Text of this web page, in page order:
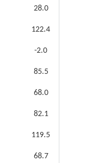
28.0
122.4
-2.0
85.5
68.0
82.1
119.5
68.7